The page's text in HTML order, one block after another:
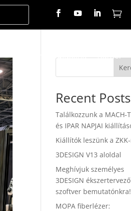

Bérelhető gépeink Karrier
Recent Posts
Találkozzunk a MACH-
és IPAR NAPJAI
Kiállítók leszünk a
3DESIGN V13 aloldal
Meghívjuk személyes
3DESIGN ékszertervező
szoftver bemutatónkra!
MOPA fiberlézer: